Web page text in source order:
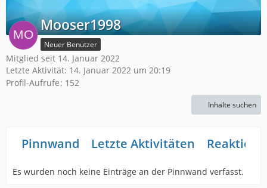
Mooser1998
Neuer Benutzer
Mitglied seit 14. Januar 2022
Letzte Aktivität: 14. Januar 2022 um 20:19
Profil-Aufrufe 152
Inhalte suchen
Pinnwand Letzte Aktivitäten
Es wurden noch keine Einträge an der Pinnwand verfasst.